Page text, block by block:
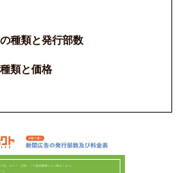
種類と発行部数
類と価格